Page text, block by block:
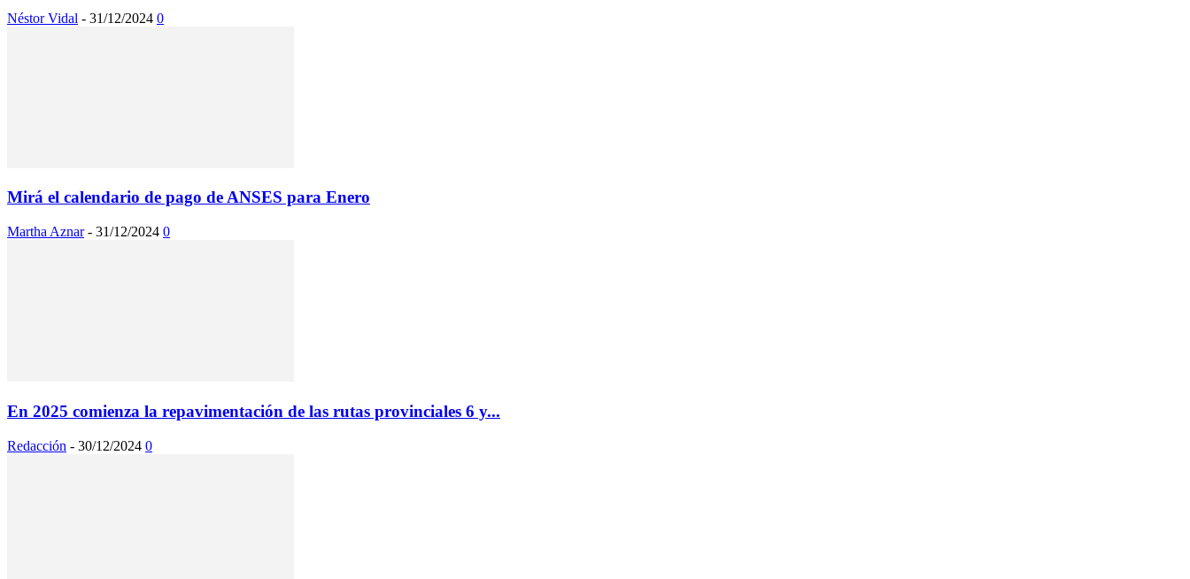
Néstor Vidal - 31/12/2024 0
Mirá el calendario de pago de ANSES para Enero
Martha Aznar - 31/12/2024 0
En 2025 comienza la repavimentación de las rutas provinciales 6 y...
Redacción - 30/12/2024 0